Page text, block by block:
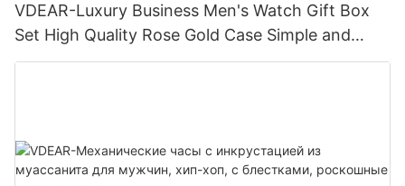
VDEAR-Luxury Business Men's Watch Gift Box
Set High Quality Rose Gold Case Simple and
Universally Quartz Watch Relogio Masculino